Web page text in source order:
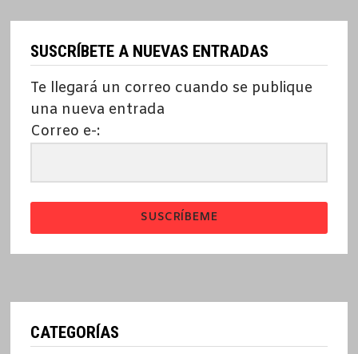
SUSCRÍBETE A NUEVAS ENTRADAS
Te llegará un correo cuando se publique
una nueva entrada
Correo e-:
SUSCRÍBEME
CATEGORÍAS